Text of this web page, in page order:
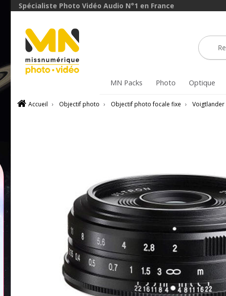
Spécialiste Photo Vidéo Audio N°1 en France
MN Packs Photo Optique
Accueil › Objectif photo › Objectif photo focale fixe › Voigtlander
avec le code